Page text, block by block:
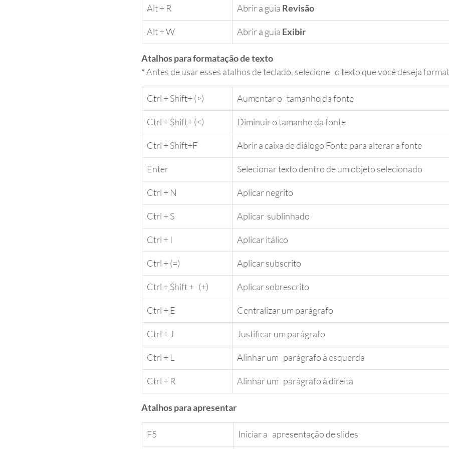
​Alt + R ​Abrir a guia Revisão
​Alt + W ​Abrir a guia Exibir
Atalhos para formatação de texto
* Antes de usar esses atalhos de teclado, selecione   o texto que você deseja
​Ctrl + Shift+ (>) Aumentar o   tamanho da fonte
​Ctrl + Shift+ (<) ​Diminuir o tamanho da fonte
​Ctrl + Shift+F ​Abrir a caixa de diálogo Fonte para alterar a fonte
​Enter ​Selecionar texto dentro de um objeto selecionado
​Ctrl + N ​Aplicar negrito
​Ctrl + S Aplicar  sublinhado
​Ctrl + I ​Aplicar itálico
​Ctrl + (=) ​Aplicar subscrito
​Ctrl + Shift +   (+) ​Aplicar sobrescrito
​Ctrl + E ​Centralizar um parágrafo
​Ctrl + J ​Justificar um parágrafo
​Ctrl + L ​Alinhar um   parágrafo à esquerda
​Ctrl + R Alinhar um   parágrafo à direita
Atalhos para apresentar
F5 ​Iniciar a   apresentação de slides